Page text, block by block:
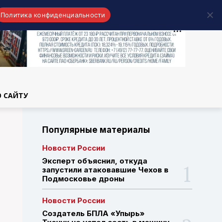
САЙТУ
Популярные материалы
Новости России
Эксперт объяснил, откуда
запустили атаковавшие Чехов в
Подмосковье дроны
Новости России
Создатель БПЛА «Упырь»
Политика конфиденциальности